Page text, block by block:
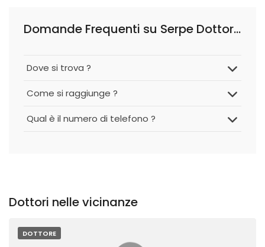
Domande Frequenti su Serpe Dottor Aldo
Dove si trova ?
Come si raggiunge ?
Qual è il numero di telefono ?
Dottori nelle vicinanze
DOTTORE